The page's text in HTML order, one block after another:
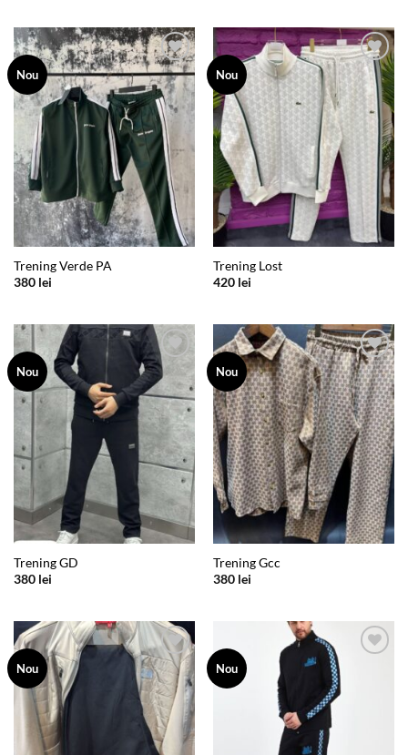
Nou
Add to
wishlist
Trening Verde PA
380 lei
Nou
Add to
wishlist
Trening Lost
420 lei
Nou
Add to
wishlist
Trening GD
380 lei
Nou
Add to
wishlist
Trening Gcc
380 lei
Nou
Add to
wishlist
Nou